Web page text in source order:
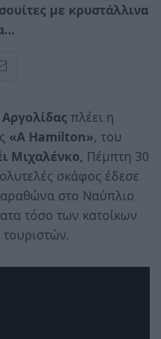
με κρυστάλλινα
Αργολίδας πλέει η
«Α Hamilton», του
Μιχαλένκο, Πέμπτη 30
σκάφος έδεσε
στο Ναύπλιο
τόσο των κατοίκων